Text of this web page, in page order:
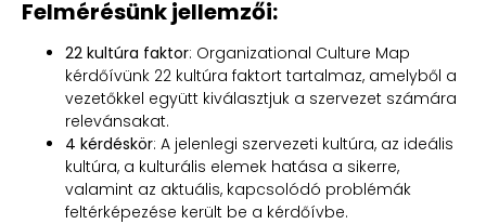
Felmérésünk jellemzői:
22 kultúra faktor: Organizational Culture Map
kérdőívünk 22 kultúra faktort tartalmaz, amelyből a
vezetőkkel együtt kiválasztjuk a szervezet számára
relevánsakat.
4 kérdéskör: A jelenlegi szervezeti kultúra, az ideális
kultúra, a kulturális elemek hatása a sikerre,
valamint az aktuális, kapcsolódó problémák
feltérképezése került be a kérdőívbe.